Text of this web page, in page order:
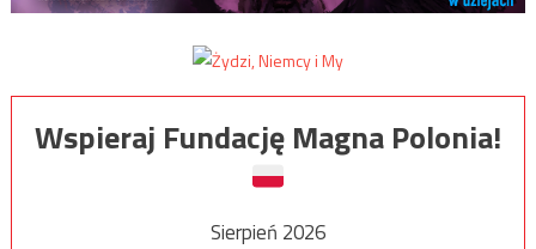
Wspieraj Fundację Magna Polonia!
Sierpień 2026